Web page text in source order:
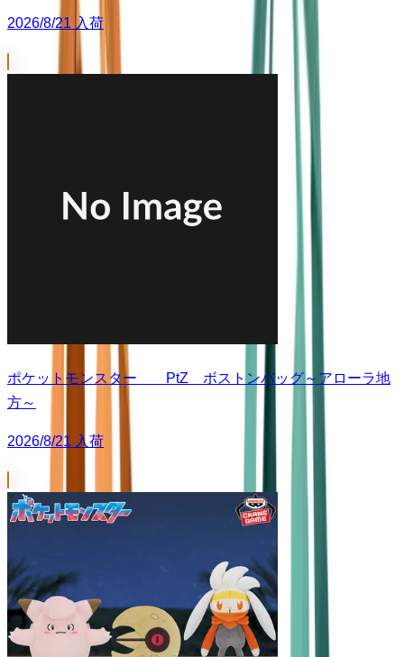
2026/8/21 入荷
ポケットモンスター PtZ ボストンバッグ～アローラ地
方～
2026/8/21 入荷